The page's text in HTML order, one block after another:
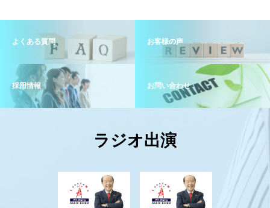
よくある質問 お客様の声
採用情報 お問い合わせ
ラジオ出演